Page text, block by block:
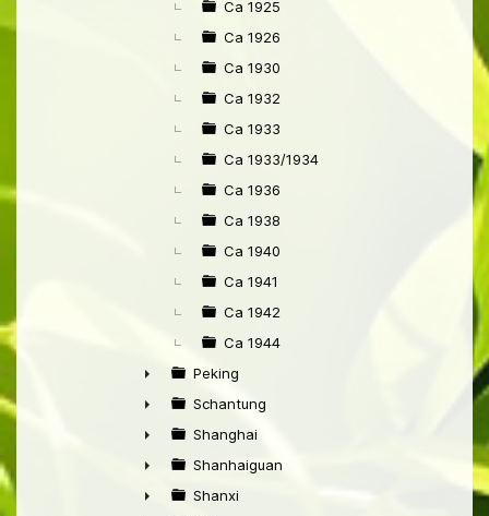
Ca 1925
Ca 1926
Ca 1930
Ca 1932
Ca 1933
Ca 1933/1934
Ca 1936
Ca 1938
Ca 1940
Ca 1941
Ca 1942
Ca 1944
►
Peking
►
Schantung
►
Shanghai
►
Shanhaiguan
Shanxi